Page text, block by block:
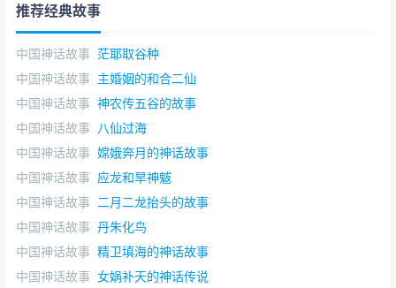
推荐经典故事
中国神话故事 茫耶取谷种
中国神话故事 主婚姻的和合二仙
中国神话故事 神农传五谷的故事
中国神话故事 八仙过海
中国神话故事 嫦娥奔月的神话故事
中国神话故事 应龙和旱神魃
中国神话故事 二月二龙抬头的故事
中国神话故事 丹朱化鸟
中国神话故事 精卫填海的神话故事
中国神话故事 女娲补天的神话传说